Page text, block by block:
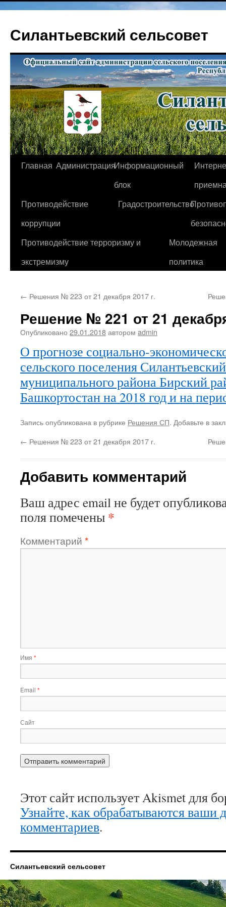
содержимому
Силантьевский сельсовет
Главная АдминистрацияИнформационный
блок
Противодействие
коррупции
Градостроительство
Противодействие терроризму и
экстремизму
Молодежная
политика
← Решения № 223 от 21 декабря 2017 г.
Решение № 221 от 21
Опубликовано 29.01.2018автором admin
О прогнозе социально-
сельского поселения
муниципального района Бирский
Башкортостан на 2018 год и на
Запись опубликована в рубрике Решения СП. Добавьте в
← Решения № 223 от 21 декабря 2017 г.
Добавить комментарий
Ваш адрес email не будет
поля помечены *
Комментарий *
Имя *
Email *
Сайт
Этот сайт использует Akismet для
Узнайте, как обрабатываются ваши
комментариев.
Силантьевский сельсовет